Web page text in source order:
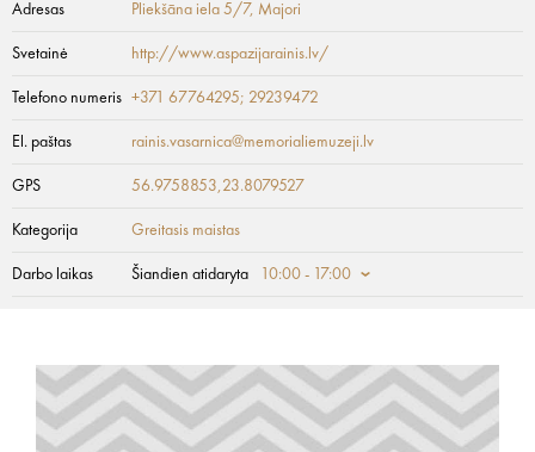
Adresas Pliekšāna iela 5/7, Majori
Svetainė http://www.aspazijarainis.lv/
Telefono numeris +371 67764295; 29239472
El. paštas rainis.vasarnica@memorialiemuzeji.lv
GPS 56.9758853,23.8079527
Kategorija Greitasis maistas
Darbo laikas Šiandien atidaryta 10:00 - 17:00